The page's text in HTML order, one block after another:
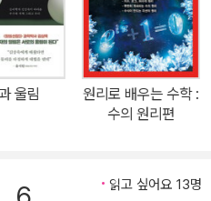
차원이 숨어 있는 것은 아닐까?
넘는 몇 가지 이론이 과학자들의
우주에는 ‘제5의 차원’이 존재한
보이지 않을 뿐이라는 것이다. ‘제
을 가리킨다. 만약 ‘제5의 차원’이
원까지 ‘차원’의 세계를 알기 쉽게
울림
원리로 배우는 수학 :
수의 원리편
읽고 싶어요 13명